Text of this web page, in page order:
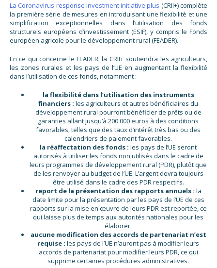
La Coronavirus response investment initiative plus (CRII+) complète
la première série de mesures en introduisant une flexibilité et une
simplification exceptionnelles dans l’utilisation des fonds
structurels européens d’investissement (ESIF), y compris le Fonds
européen agricole pour le développement rural (FEADER).
En ce qui concerne le FEADER, la CRII+ soutiendra les agriculteurs,
les zones rurales et les pays de l’UE en augmentant la flexibilité
dans l’utilisation de ces fonds, notamment :
la flexibilité dans l’utilisation des instruments
financiers : les agriculteurs et autres bénéficiaires du
développement rural pourront bénéficier de prêts ou de
garanties allant jusqu’à 200 000 euros à des conditions
favorables, telles que des taux d’intérêt très bas ou des
calendriers de paiement favorables.
la réaffectation des fonds : les pays de l’UE seront
autorisés à utiliser les fonds non utilisés dans le cadre de
leurs programmes de développement rural (PDR), plutôt que
de les renvoyer au budget de l’UE. L’argent devra toujours
être utilisé dans le cadre des PDR respectifs.
report de la présentation des rapports annuels : la
date limite pour la présentation par les pays de l’UE de ces
rapports sur la mise en œuvre de leurs PDR est reportée, ce
qui laisse plus de temps aux autorités nationales pour les
élaborer.
aucune modification des accords de partenariat n’est
requise : les pays de l’UE n’auront pas à modifier leurs
accords de partenariat pour modifier leurs PDR, ce qui
supprime certaines procédures administratives.